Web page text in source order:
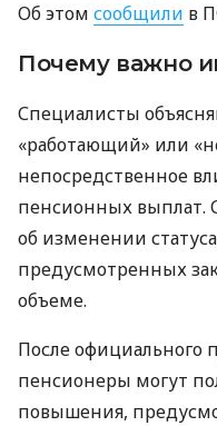
Об этом сообщили в
Почему важно
Специалисты
«работающий» или
непосредственное
пенсионных выплат.
об изменении
предусмотренных
объеме.
После официального
пенсионеры могут
повышения,